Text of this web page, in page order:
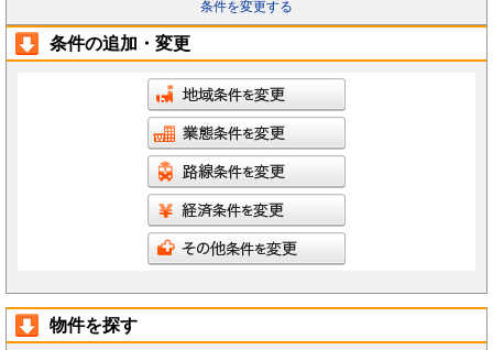
当社へ虚偽の事項を報告した者
破産状態もしくはそれと同等の状態にあり、信用状態が著しく悪化している者
差押え、仮差押え、仮処分、租税滞納処分等を受けている者
当社、本サービス、又は他の会員の信用もしくは権利を侵害する恐れがあると当社が
暴力団員(準構成員個人を含みます)、その他の反社会的団体の構成員等
公序良俗に反する行為をした者
犯罪歴がある者
過去に当社より会員登録を取り消されたことがある者
本規約に違反した者
前項の措置により会員が損害を被った場合でも、当社はその責任を負わないものとします。
会員は当社が書面で承認する場合を除き、会員としての地位をいかなる第三者にも譲渡でき
会員は、当社へ報告した自らに関する情報に変更が生じた場合、当社が指定する方法で最新
の情報を当社へ報告するものとします。なお、本項の報告をしなかったことにより、会員が
損害を被った場合でも当社は責任を負わないものとします。
第3条（ID・パスワード）
会員は、会員登録時に当社もしくは当社の指定する本サービスに関するシステム導入会社
（以下「導入店」）から付与されたIDおよびパスワード(以下「ID」)をいかなる第三者にも
条件を変更する
条件の追加・変更
物件を探す